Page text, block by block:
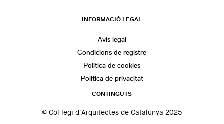
INFORMACIÓ LEGAL
Avís legal
Condicions de registre
Política de cookies
Política de privacitat
CONTINGUTS
© Col·legi d'Arquitectes de Catalunya 2025